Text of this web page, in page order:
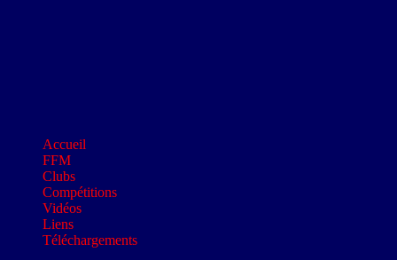
Accueil
FFM
Clubs
Compétitions
Vidéos
Liens
Téléchargements